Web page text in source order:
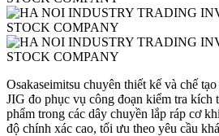
Osakaseimitsu chuyên thiết kế và chế
JIG đo phục vụ công đoạn kiểm tra kích
phẩm trong các dây chuyền lắp ráp cơ
độ chính xác cao, tối ưu theo yêu cầu